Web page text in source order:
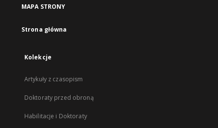
MAPA STRONY
Strona główna
Kolekcje
Artykuły z czasopism
Doktoraty przed obroną
Habilitacje i Doktoraty